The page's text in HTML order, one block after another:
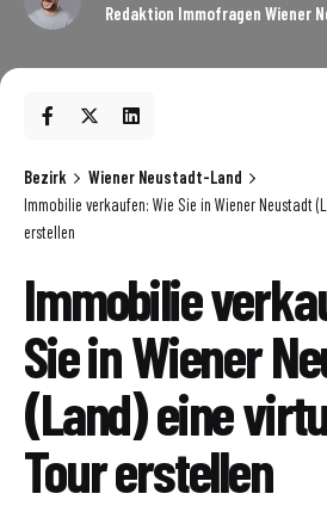
Redaktion Immofragen Wiener
Bezirk
Wiener Neustadt-Land
Immobilie verkaufen: Wie Sie in Wiener Neustadt
erstellen
Immobilie
Sie in Wiener
(Land) eine
Tour erstellen